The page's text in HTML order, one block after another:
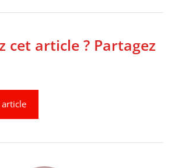
cet article ? Partagez
article